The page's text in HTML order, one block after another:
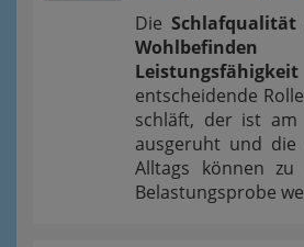
Die Schlafqualität
Leistungsfähigkeit
entscheidende
schläft, der ist
ausgeruht und die
Alltags können zu
Belastungsprobe